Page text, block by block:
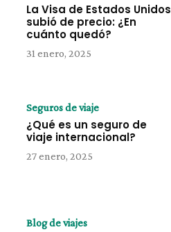
La Visa de Estados Unidos
subió de precio: ¿En
cuánto quedó?
31 enero, 2025
Seguros de viaje
¿Qué es un seguro de
viaje internacional?
27 enero, 2025
Blog de viajes